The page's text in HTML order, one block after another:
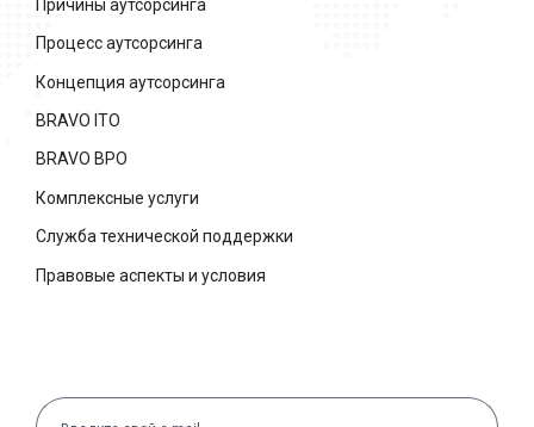
Причины аутсорсинга
Процесс аутсорсинга
Концепция аутсорсинга
BRAVO ITO
BRAVO BPO
Комплексные услуги
Служба технической поддержки
Правовые аспекты и условия